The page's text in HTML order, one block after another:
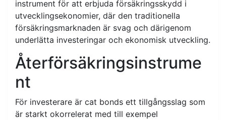
instrument för att erbjuda försäkringsskydd i
utvecklingsekonomier, där den traditionella
försäkringsmarknaden är svag och därigenom
underlätta investeringar och ekonomisk utveckling.
Återförsäkringsinstrume
nt
För investerare är cat bonds ett tillgångsslag som
är starkt okorrelerat med till exempel